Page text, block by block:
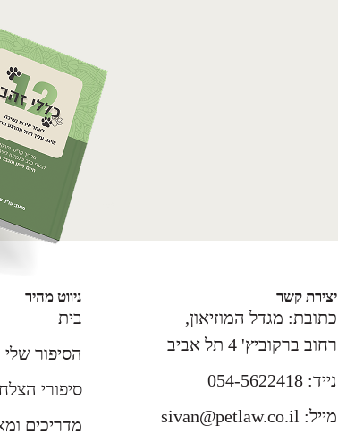
יצירת קשר
כתובת: מגדל המוזיאון,
רחוב ברקוביץ' 4 תל אביב
נייד: 054-5622418
מייל: sivan@petlaw.co.il
ניווט מהיר
בית
הסיפור שלי
סיפורי
מדריכים